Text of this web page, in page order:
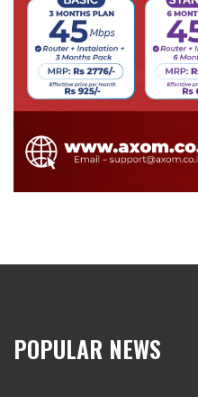
POPULAR NEWS